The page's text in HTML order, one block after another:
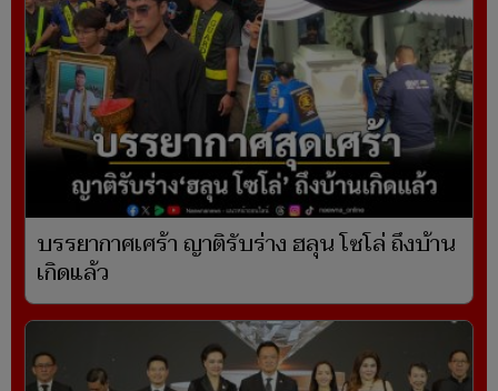
บรรยากาศเศร้า ญาติรับร่าง ฮลุน โซโล่ ถึงบ้าน
เกิดแล้ว